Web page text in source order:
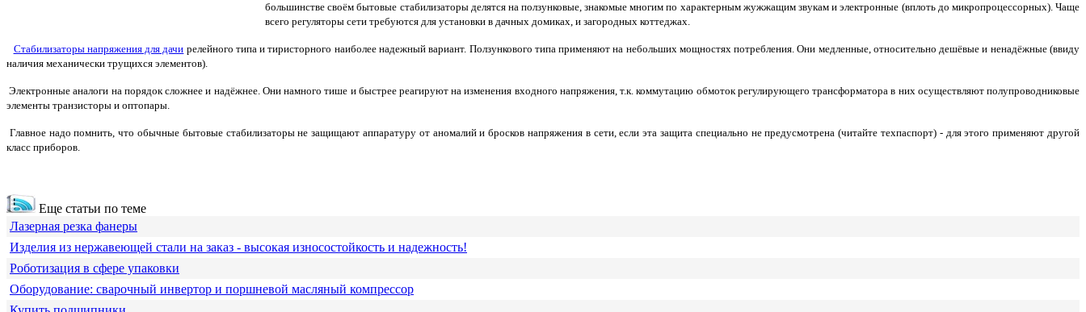
большинстве своём бытовые стабилизаторы делятся на ползунковые, знакомые многим по характерным жужжащим звукам и электронные (вплоть до микропроцессорных). Чаще
всего регуляторы сети требуются для установки в дачных домиках, и загородных коттеджах.
Стабилизаторы напряжения для дачи релейного типа и тиристорного наиболее надежный вариант. Ползункового типа применяют на небольших мощностях потребления. Они медленные, относительно дешёвые и ненадёжные (ввиду
наличия механически трущихся элементов).
Электронные аналоги на порядок сложнее и надёжнее. Они намного тише и быстрее реагируют на изменения входного напряжения, т.к. коммутацию обмоток регулирующего трансформатора в них осуществляют полупроводниковые
элементы транзисторы и оптопары.
Главное надо помнить, что обычные бытовые стабилизаторы не защищают аппаратуру от аномалий и бросков напряжения в сети, если эта защита специально не предусмотрена (читайте техпаспорт) - для этого применяют другой
класс приборов.
Еще статьи по теме
Лазерная резка фанеры
Изделия из нержавеющей стали на заказ - высокая износостойкость и надежность!
Роботизация в сфере упаковки
Оборудование: сварочный инвертор и поршневой масляный компрессор